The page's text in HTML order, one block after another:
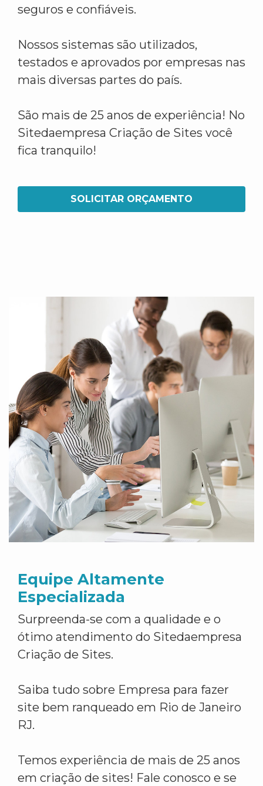
seguros e confiáveis.
Nossos sistemas são utilizados,
testados e aprovados por empresas nas
mais diversas partes do país.
São mais de 25 anos de experiência! No
Sitedaempresa Criação de Sites você
fica tranquilo!
SOLICITAR ORÇAMENTO
Equipe Altamente
Especializada
Surpreenda-se com a qualidade e o
ótimo atendimento do Sitedaempresa
Criação de Sites.
Saiba tudo sobre Empresa para fazer
site bem ranqueado em Rio de Janeiro
RJ.
Temos experiência de mais de 25 anos
em criação de sites! Fale conosco e se